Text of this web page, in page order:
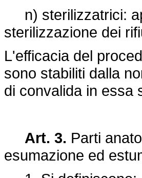
n) sterilizzatrici:
sterilizzazione dei
L'efficacia del
sono stabiliti dalla
di convalida in essa
Art. 3. Parti
esumazione ed